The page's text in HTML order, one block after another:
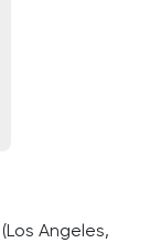
(Los Angeles,